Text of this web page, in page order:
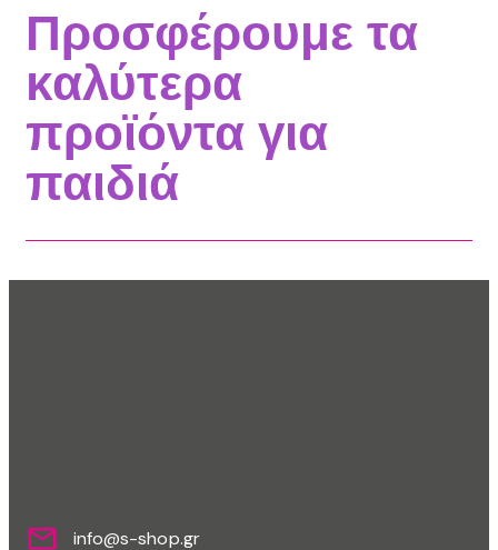
Προσφέρουμε τα
καλύτερα
προϊόντα για
παιδιά
info@s-shop.gr